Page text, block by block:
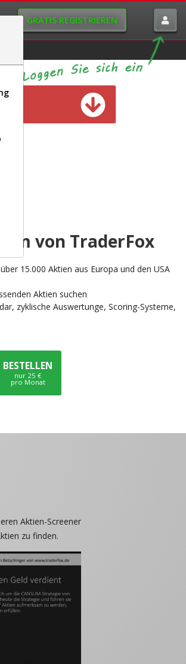
GRATIS REGISTRIEREN
von TraderFox
15.000 Aktien aus Europa und den USA
Aktien suchen
zyklische Auswertunge, Scoring-Systeme,
BESTELLEN
nur 25 €
pro Monat
Aktien-Screener
zu finden.